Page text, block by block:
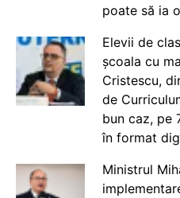
poate să ia
Elevii de
școala cu
Cristescu,
de
bun caz, pe
în format
Ministrul